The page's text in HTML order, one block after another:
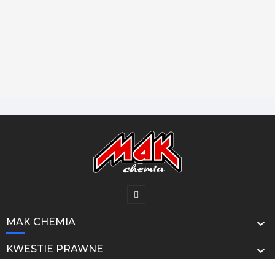
MAK CHEMIA 
KWESTIE PRAWNE 